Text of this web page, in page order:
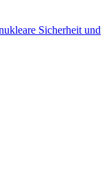
Sicherheit und